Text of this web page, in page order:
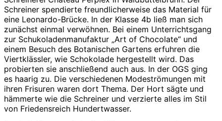
Schreiner spendierte freundlicherweise das Material für
eine Leonardo-Brücke. In der Klasse 4b ließ man sich
zunächst einmal verwöhnen. Bei einem Unterrichtsgang
zur Schukoladenmanufaktur „Art of Chocolate“ und
einem Besuch des Botanischen Gartens erfuhren die
Viertklässler, wie Schokolade hergestellt wird. Das
probierten sie anschließend auch aus. In der OGS ging
es haarig zu. Die verschiedenen Modeströmungen mit
ihren Frisuren waren dort Thema. Der Hort sägte und
hämmerte wie die Schreiner und verzierte alles im Stil
von Friedensreich Hundertwasser.